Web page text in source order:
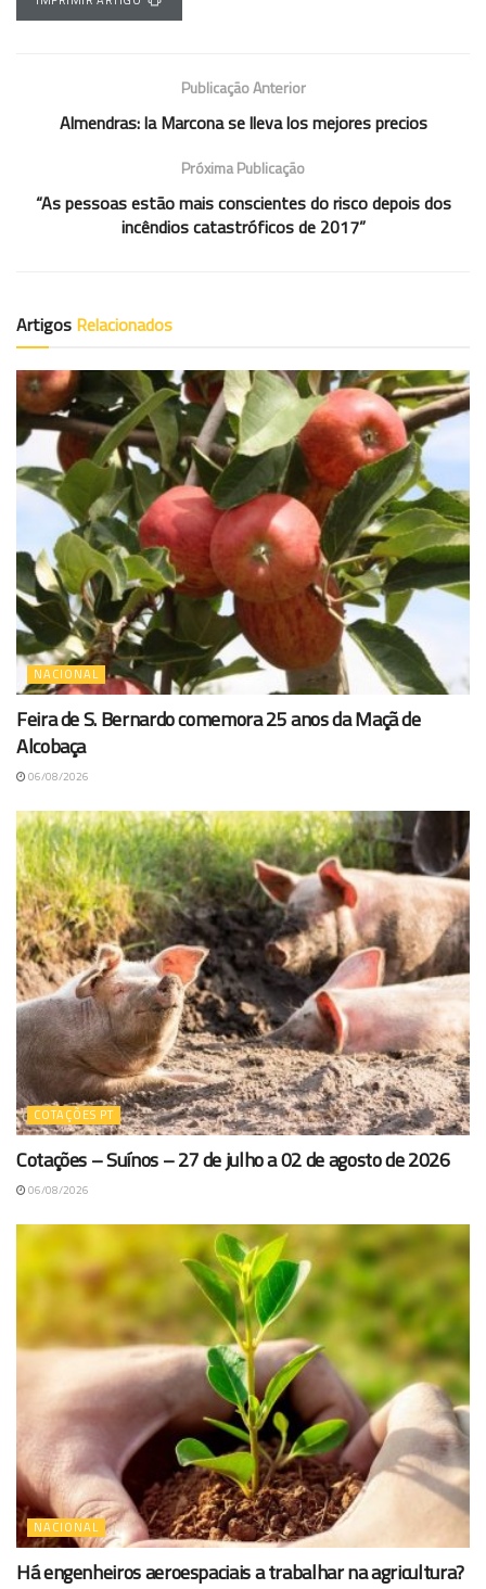
Publicação Anterior
Almendras: la Marcona se lleva los mejores precios
Próxima Publicação
“As pessoas estão mais conscientes do risco depois dos
incêndios catastróficos de 2017”
Artigos Relacionados
NACIONAL
Feira de S. Bernardo comemora 25 anos da Maçã de
Alcobaça
06/08/2026
COTAÇÕES PT
Cotações – Suínos – 27 de julho a 02 de agosto de 2026
06/08/2026
NACIONAL
Há engenheiros aeroespaciais a trabalhar na agricultura?